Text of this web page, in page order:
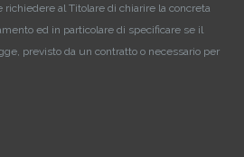
al Titolare di chiarire la concreta
ed in particolare di specificare se il
previsto da un contratto o necessario per